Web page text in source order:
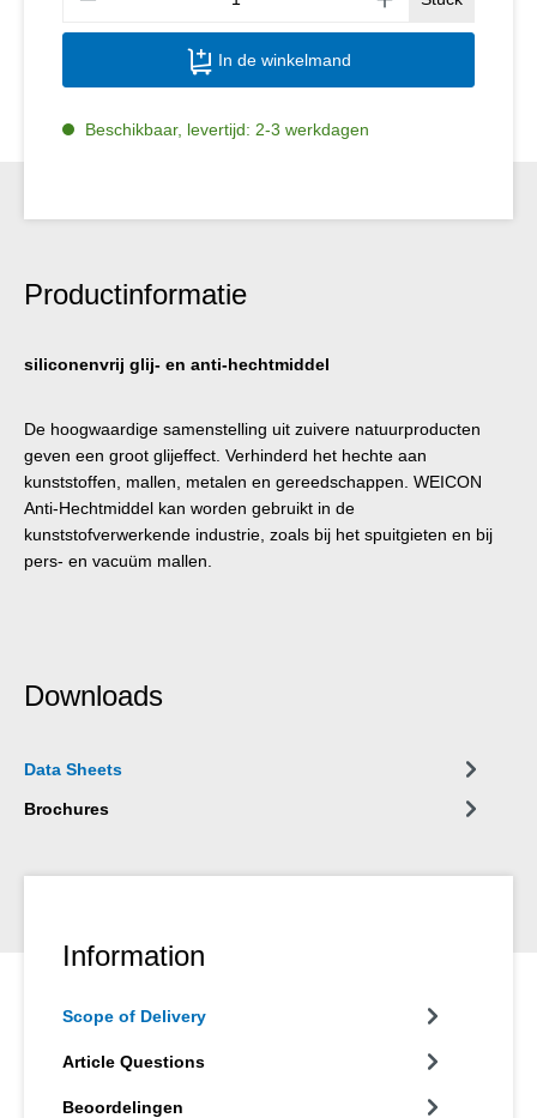
In de winkelmand
Beschikbaar, levertijd: 2-3 werkdagen
Productinformatie
siliconenvrij glij- en anti-hechtmiddel
De hoogwaardige samenstelling uit zuivere natuurproducten
geven een groot glijeffect. Verhinderd het hechte aan
kunststoffen, mallen, metalen en gereedschappen. WEICON
Anti-Hechtmiddel kan worden gebruikt in de
kunststofverwerkende industrie, zoals bij het spuitgieten en bij
pers- en vacuüm mallen.
Downloads
Data Sheets
Brochures
Information
Scope of Delivery
Article Questions
Beoordelingen